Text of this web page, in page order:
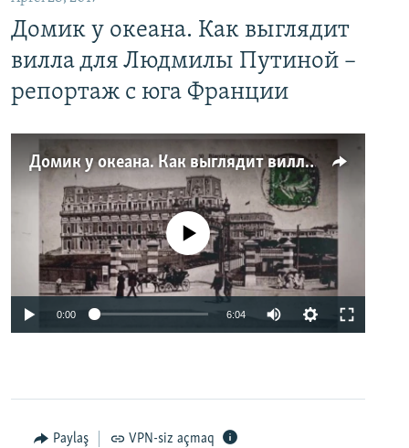
Домик у океана. Как выглядит
вилла для Людмилы Путиной –
репортаж с юга Франции
Домик у океана. Как выглядит вилла для Людмилы Путиной – репортаж с юга Франции
No media source currently available
0:00 6:04
Paylaş VPN-siz açmaq